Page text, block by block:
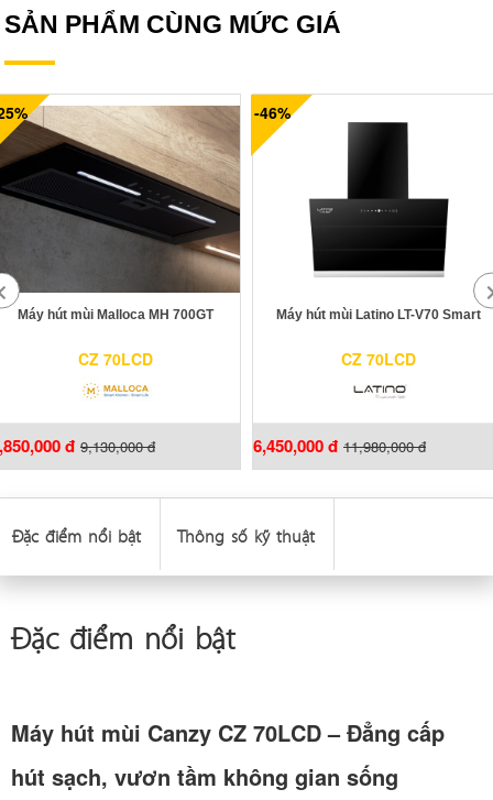
SẢN PHẨM CÙNG MỨC GIÁ
Máy hút mùi Malloca MH 700GT
CZ 70LCD
đ 9,130,000 đ
-46%
Máy hút mùi Latino LT-V70 Smart
CZ 70LCD
6,450,000 đ 11,980,000 đ
Đặc điểm nổi bật Thông số kỹ thuật
Đặc điểm nổi bật
Máy hút mùi Canzy CZ 70LCD – Đẳng cấp
hút sạch, vươn tầm không gian sống